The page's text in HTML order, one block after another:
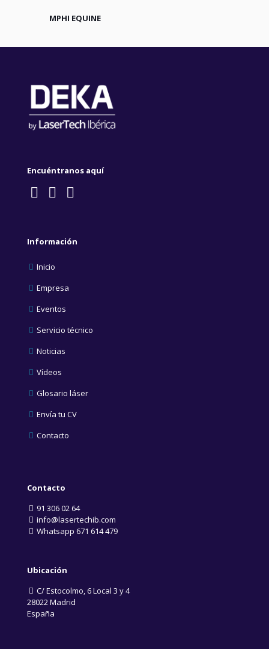
MPHI EQUINE
Encuéntranos aquí
Información
Inicio
Empresa
Eventos
Servicio técnico
Noticias
Vídeos
Glosario láser
Envía tu CV
Contacto
Contacto
91 306 02 64
info@lasertechib.com
Whatsapp 671 614 479
Ubicación
C/ Estocolmo, 6 Local 3 y 4
28022 Madrid
España